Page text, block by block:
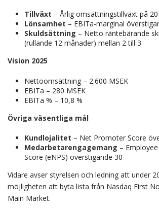
Tillväxt – Årlig omsättningstillväxt på
Lönsamhet – EBITa-marginal
Skuldsättning – Netto räntebärande
(rullande 12 månader) mellan 2 till 3
Vision 2025
Nettoomsättning – 2.600 MSEK
EBITa – 280 MSEK
EBITa % – 10,8 %
Övriga väsentliga mål
Kundlojalitet – Net Promoter Score
Medarbetarengagemang –
Score (eNPS) överstigande 30
Vidare avser styrelsen och ledning att under
möjligheten att byta lista från Nasdaq First
Main Market.